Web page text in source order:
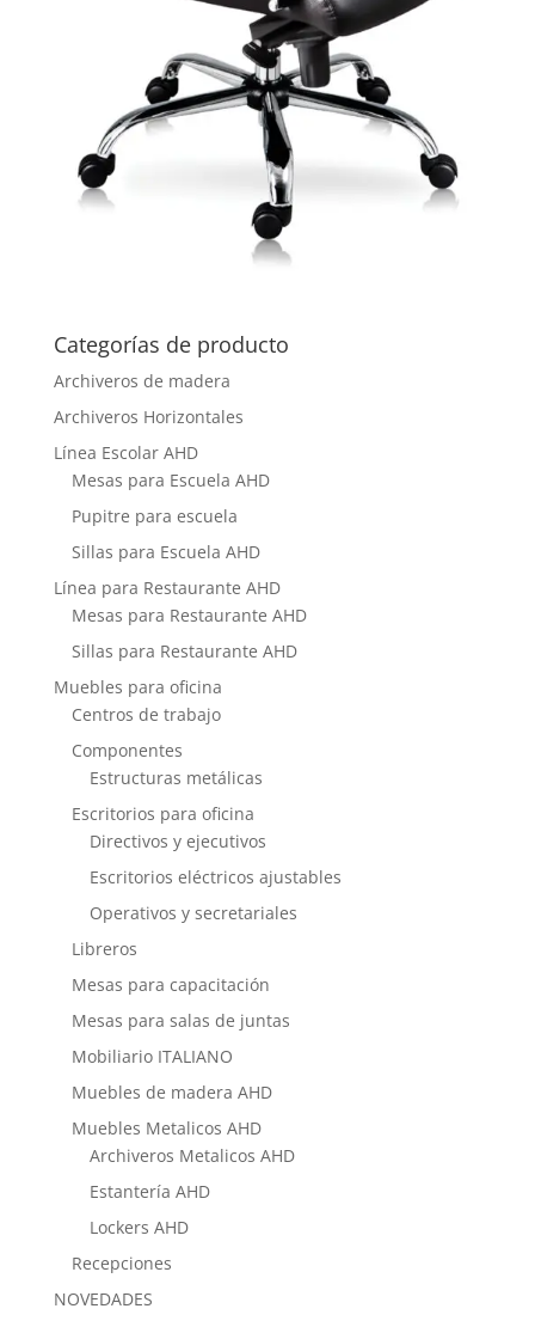
Categorías de producto
Archiveros de madera
Archiveros Horizontales
Línea Escolar AHD
Mesas para Escuela AHD
Pupitre para escuela
Sillas para Escuela AHD
Línea para Restaurante AHD
Mesas para Restaurante AHD
Sillas para Restaurante AHD
Muebles para oficina
Centros de trabajo
Componentes
Estructuras metálicas
Escritorios para oficina
Directivos y ejecutivos
Escritorios eléctricos ajustables
Operativos y secretariales
Libreros
Mesas para capacitación
Mesas para salas de juntas
Mobiliario ITALIANO
Muebles de madera AHD
Muebles Metalicos AHD
Archiveros Metalicos AHD
Estantería AHD
Lockers AHD
Recepciones
NOVEDADES